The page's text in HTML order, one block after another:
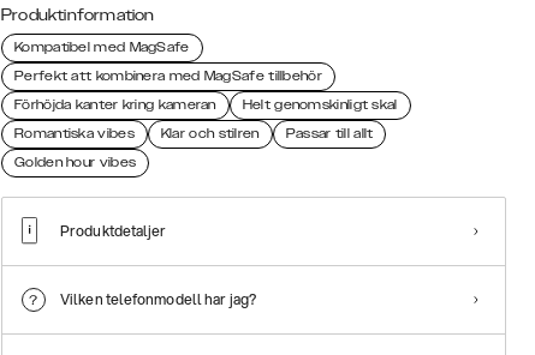
Produktinformation
Kompatibel med MagSafe
Perfekt att kombinera med MagSafe tillbehör
Förhöjda kanter kring kameran
Helt genomskinligt skal
Romantiska vibes
Klar och stilren
Passar till allt
Golden hour vibes
Produktdetaljer
Vilken telefonmodell har jag?